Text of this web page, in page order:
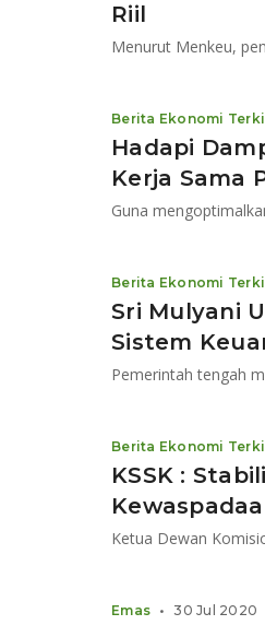
Riil
Menurut Menkeu,
Hadapi
Kerja Sama
Berita Ekonomi
Sri Mulyani
Sistem
Berita Ekonomi
KSSK :
Berita Ekonomi
Emas • 30 Jul 2020